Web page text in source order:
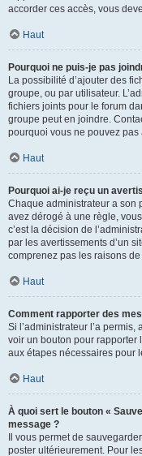
accorder ces accès, vous
Haut
Pourquoi ne puis-je pas
La possibilité d’ajouter des
groupe, ou par utilisateur.
fichiers joints pour le forum
groupe peut en joindre.
pourquoi vous ne pouvez
Haut
Pourquoi ai-je reçu un
Chaque administrateur a son
avez dérogé à une règle,
c’est la décision de
par les avertissements d’un
comprenez pas les raisons
Haut
Comment rapporter des
Si l’administrateur l’a
voir un bouton pour rapporter
aux étapes nécessaires pour
Haut
À quoi sert le bouton «
message ?
Il vous permet de
poster ultérieurement. Pour